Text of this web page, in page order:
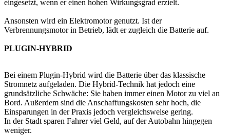
eingesetzt, wenn er einen hohen Wirkungsgrad erzielt.
Ansonsten wird ein Elektromotor genutzt. Ist der
Verbrennungsmotor in Betrieb, lädt er zugleich die Batterie auf.
PLUGIN-HYBRID
Bei einem Plugin-Hybrid wird die Batterie über das klassische
Stromnetz aufgeladen. Die Hybrid-Technik hat jedoch eine
grundsätzliche Schwäche: Sie haben immer einen Motor zu viel an
Bord. Außerdem sind die Anschaffungskosten sehr hoch, die
Einsparungen in der Praxis jedoch vergleichsweise gering.
In der Stadt sparen Fahrer viel Geld, auf der Autobahn hingegen
weniger.